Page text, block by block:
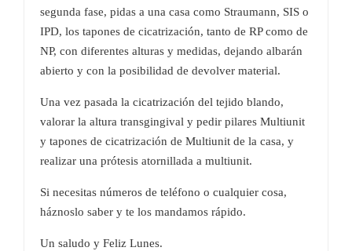
segunda fase, pidas a una casa como Straumann, SIS o
IPD, los tapones de cicatrización, tanto de RP como de
NP, con diferentes alturas y medidas, dejando albarán
abierto y con la posibilidad de devolver material.
Una vez pasada la cicatrización del tejido blando,
valorar la altura transgingival y pedir pilares Multiunit
y tapones de cicatrización de Multiunit de la casa, y
realizar una prótesis atornillada a multiunit.
Si necesitas números de teléfono o cualquier cosa,
háznoslo saber y te los mandamos rápido.
Un saludo y Feliz Lunes.